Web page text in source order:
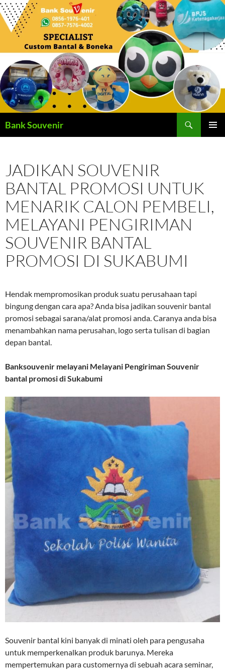
Langsung
ke
Bank Souvenir
JADIKAN SOUVENIR
BANTAL PROMOSI UNTUK
MENARIK CALON PEMBELI,
MELAYANI PENGIRIMAN
SOUVENIR BANTAL
PROMOSI DI SUKABUMI
Hendak mempromosikan produk suatu perusahaan tapi
bingung dengan cara apa? Anda bisa jadikan souvenir bantal
promosi sebagai sarana/alat promosi anda. Caranya anda bisa
menambahkan nama perusahan, logo serta tulisan di bagian
depan bantal.
Banksouvenir melayani Melayani Pengiriman Souvenir
bantal promosi di Sukabumi
Souvenir bantal kini banyak di minati oleh para pengusaha
untuk memperkenalkan produk barunya. Mereka
mempertemukan para customernya di sebuah acara seminar,